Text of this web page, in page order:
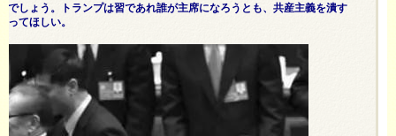
でしょう。トランプは習であれ誰が主席になろうとも、共産主義を潰す
ってほしい。